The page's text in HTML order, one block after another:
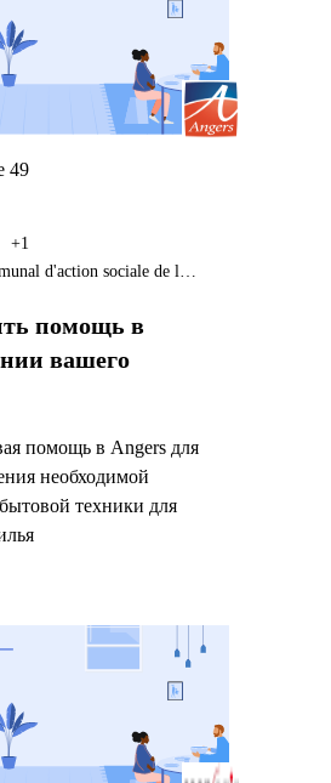
49
помощь в
вашего
помощь в Angers для
необходимой
техники для
+1
Centre communal d'action sociale de la Ville d'Angers